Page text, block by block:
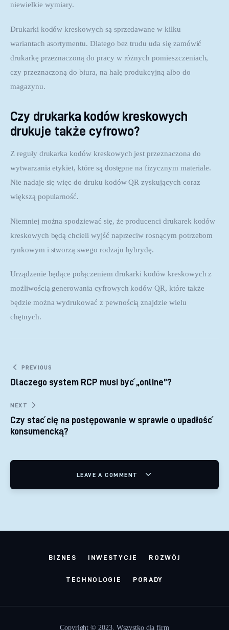
niewielkie wymiary.
Drukarki kodów kreskowych są sprzedawane w kilku
wariantach asortymentu. Dlatego bez trudu uda się zamówić
drukarkę przeznaczoną do pracy w różnych pomieszczeniach,
czy przeznaczoną do biura, na halę produkcyjną albo do
magazynu.
Czy drukarka kodów kreskowych
drukuje także cyfrowo?
Z reguły drukarka kodów kreskowych jest przeznaczona do
wytwarzania etykiet, które są dostępne na fizycznym materiale.
Nie nadaje się więc do druku kodów QR zyskujących coraz
większą popularność.
Niemniej można spodziewać się, że producenci drukarek kodów
kreskowych będą chcieli wyjść naprzeciw rosnącym potrzebom
rynkowym i stworzą swego rodzaju hybrydę.
Urządzenie będące połączeniem drukarki kodów kreskowych z
możliwością generowania cyfrowych kodów QR, które także
będzie można wydrukować z pewnością znajdzie wielu
chętnych.
Nawigacja wpisu
PREVIOUS
Dlaczego system RCP musi być „online”?
NEXT
Czy stać cię na postępowanie w sprawie o upadłość
konsumencką?
LEAVE A COMMENT
BIZNES INWESTYCJE ROZWÓJ
TECHNOLOGIE PORADY
Copyright © 2023. Wszystko dla firm